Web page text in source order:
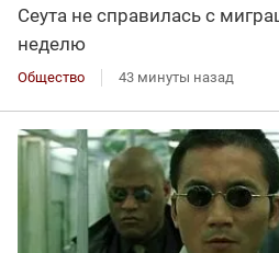
Сеута не справилась с
неделю
Общество 43 минуты назад